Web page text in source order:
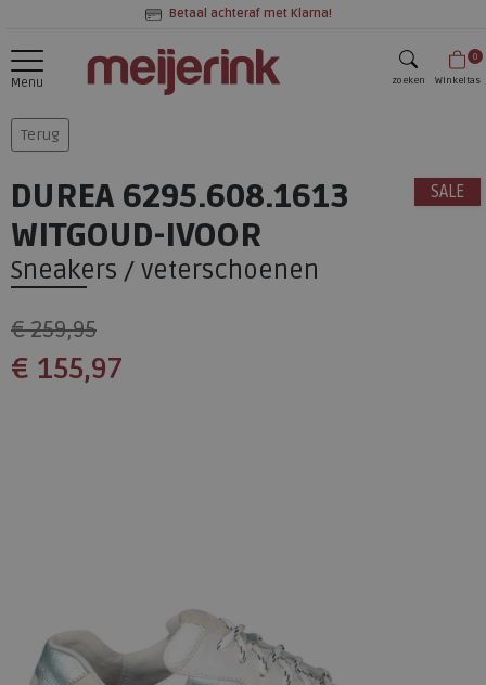
Betaal achteraf met Klarna!
Menu zoeken
0
Winkeltas
Terug
SALE
DUREA 6295.608.1613
WITGOUD-IVOOR
Sneakers / veterschoenen
€ 259,95
€ 155,97